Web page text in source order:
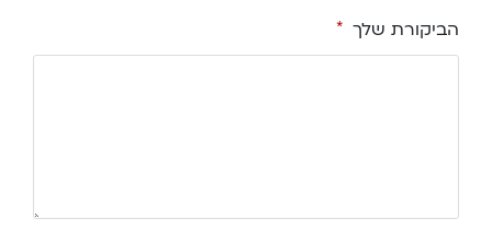
הביקורת שלך *